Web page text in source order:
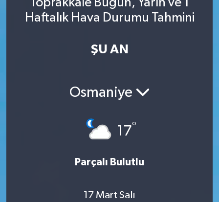
Haftalık Hava Durumu Tahmini
ŞU AN
Osmaniye
17°
Parçalı Bulutlu
17 Mart Salı
Süper Lig Puan Durumu ve Fikstür
Son Dakika Haberleri